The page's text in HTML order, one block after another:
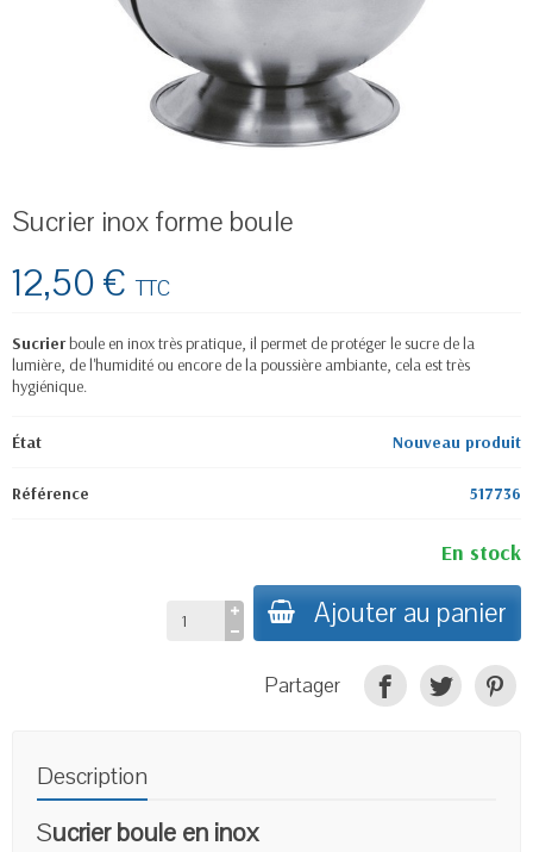
Sucrier inox forme boule
12,50 €TTC
Sucrierboule en inox très pratique, il permet de protéger le sucre de la
lumière, de l'humidité ou encore de la poussière ambiante, cela est très
hygiénique.
État Nouveau produit
Référence 517736
En stock
Ajouter au panier
Partager
Description
Sucrier boule en inox